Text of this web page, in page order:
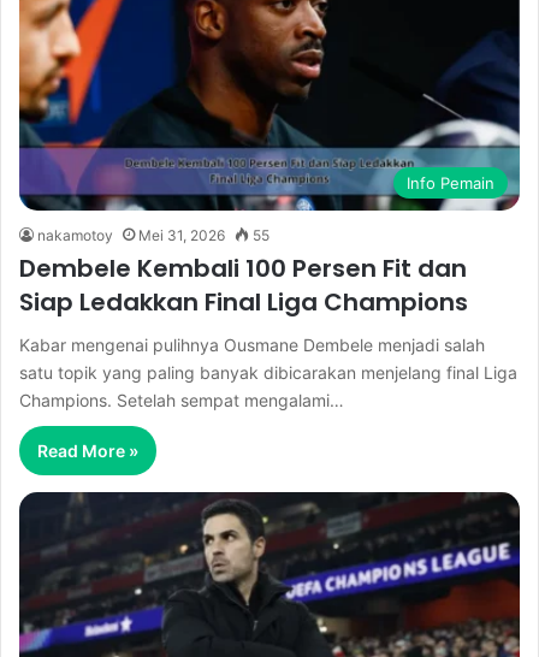
Info Pemain
nakamotoy Mei 31, 2026 55
Dembele Kembali 100 Persen Fit dan
Siap Ledakkan Final Liga Champions
Kabar mengenai pulihnya Ousmane Dembele menjadi salah
satu topik yang paling banyak dibicarakan menjelang final Liga
Champions. Setelah sempat mengalami…
Read More »